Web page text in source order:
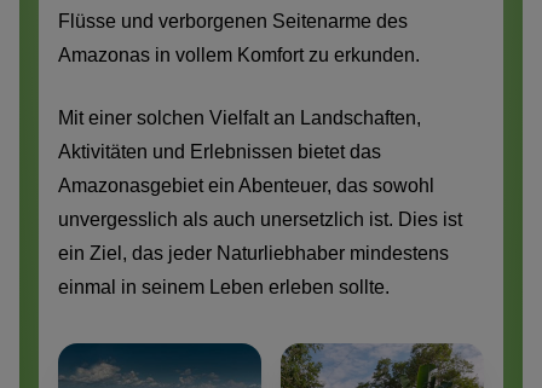
Flüsse und verborgenen Seitenarme des
Amazonas in vollem Komfort zu erkunden.
Mit einer solchen Vielfalt an Landschaften,
Aktivitäten und Erlebnissen bietet das
Amazonasgebiet ein Abenteuer, das sowohl
unvergesslich als auch unersetzlich ist. Dies ist
ein Ziel, das jeder Naturliebhaber mindestens
einmal in seinem Leben erleben sollte.